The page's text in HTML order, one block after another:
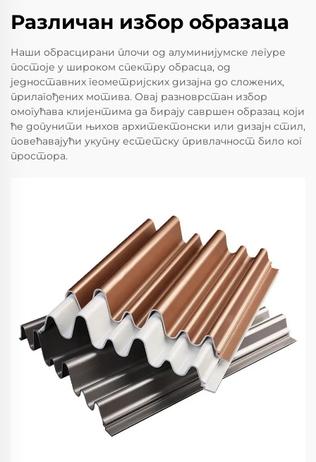
Различан избор образаца
Наши обрасцирани плочи од алуминијумске легуре
постоје у широком спектру обрасца, од
једноставних геометријских дизајна до сложених,
прилагођених мотива. Овај разноврстан избор
омогућава клијентима да бирају савршен образац који
ће допунити њихов архитектонски или дизајн стил,
повећавајући укупну естетску привлачност било ког
простора.